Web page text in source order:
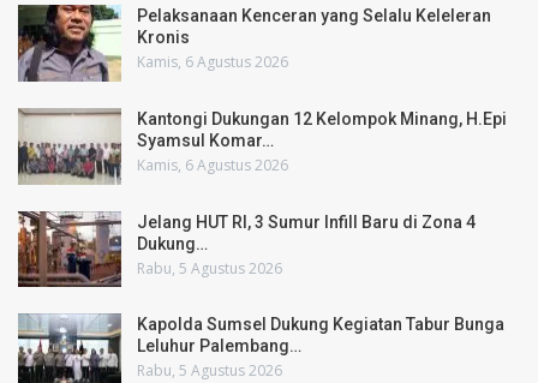
Pelaksanaan Kenceran yang Selalu Keleleran
Kronis
Kamis, 6 Agustus 2026
Kantongi Dukungan 12 Kelompok Minang, H.Epi
Syamsul Komar…
Kamis, 6 Agustus 2026
Jelang HUT RI, 3 Sumur Infill Baru di Zona 4
Dukung…
Rabu, 5 Agustus 2026
Kapolda Sumsel Dukung Kegiatan Tabur Bunga
Leluhur Palembang…
Rabu, 5 Agustus 2026